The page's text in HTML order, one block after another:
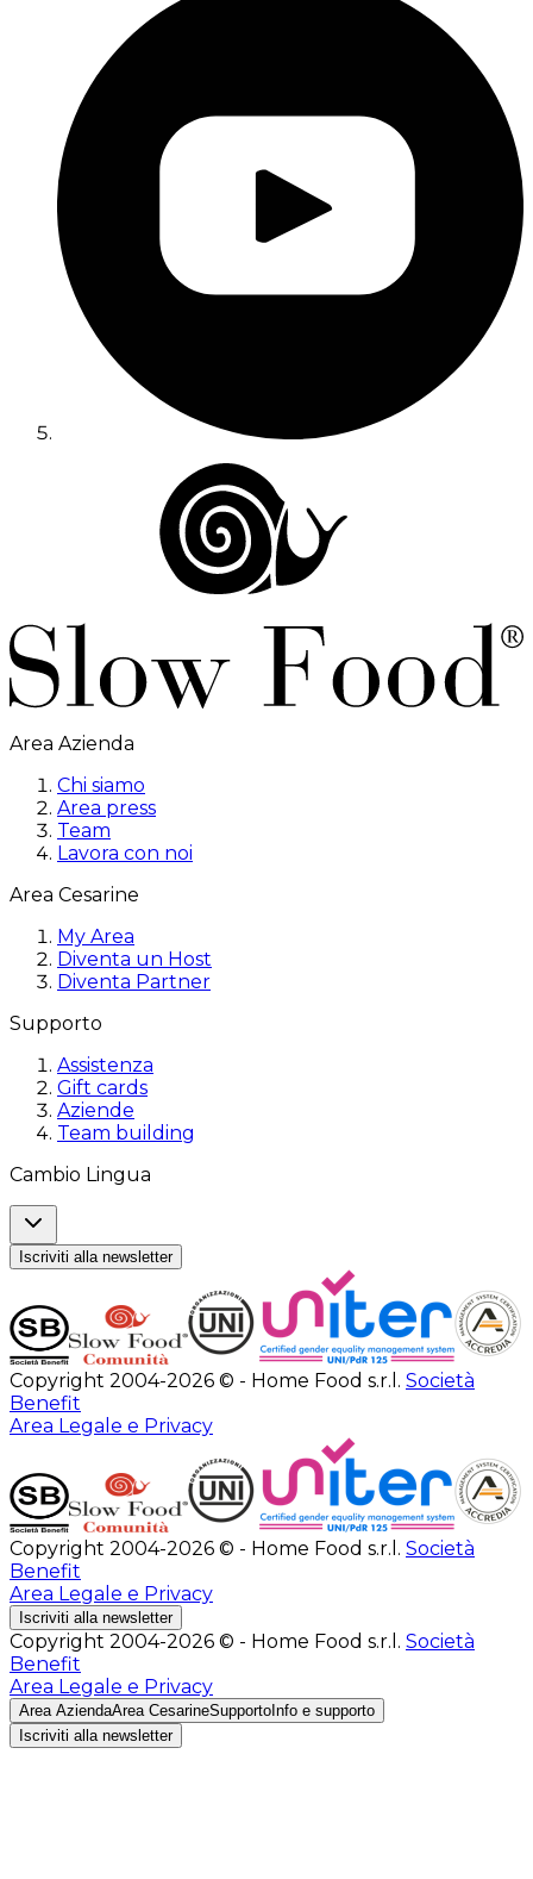
Area Azienda
Chi siamo
Area press
Team
Lavora con noi
Area Cesarine
My Area
Diventa un Host
Diventa Partner
Supporto
Assistenza
Gift cards
Aziende
Team building
Cambio Lingua
Iscriviti alla newsletter
Copyright 2004-2026 © - Home Food s.r.l. Società
Benefit
Area Legale e Privacy
Copyright 2004-2026 © - Home Food s.r.l. Società
Benefit
Area Legale e Privacy
Iscriviti alla newsletter
Copyright 2004-2026 © - Home Food s.r.l. Società
Benefit
Area Legale e Privacy
Area AziendaArea CesarineSupporto Info e supporto
Iscriviti alla newsletter